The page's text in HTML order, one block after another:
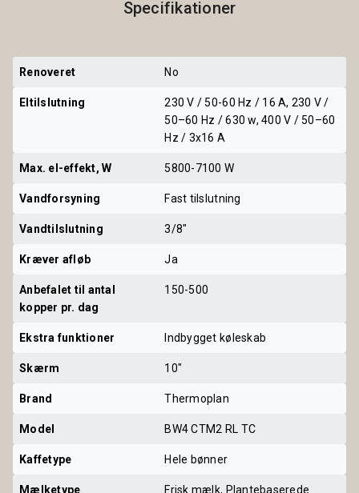
Specifikationer
Renoveret No
Eltilslutning
230 V / 50-60 Hz / 16 A, 230 V /
50–60 Hz / 630 w, 400 V / 50–60
Hz / 3x16 A
Max. el-effekt, W 5800-7100 W
Vandforsyning Fast tilslutning
Vandtilslutning 3/8"
Kræver afløb Ja
Anbefalet til antal
kopper pr. dag
150-500
Ekstra funktioner Indbygget køleskab
Skærm 10"
Brand Thermoplan
Model BW4 CTM2 RL TC
Kaffetype Hele bønner
Mælketype Frisk mælk, Plantebaserede